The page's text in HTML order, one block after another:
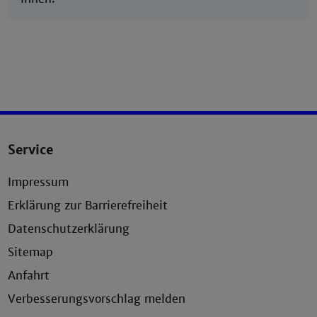
Service
Impressum
Erklärung zur Barrierefreiheit
Datenschutzerklärung
Sitemap
Anfahrt
Verbesserungsvorschlag melden